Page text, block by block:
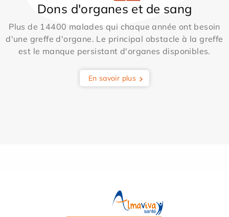
Dons d'organes et de sang
Plus de 14400 malades qui chaque année ont besoin
d'une greffe d'organe. Le principal obstacle à la greffe
est le manque persistant d'organes disponibles.
En savoir plus